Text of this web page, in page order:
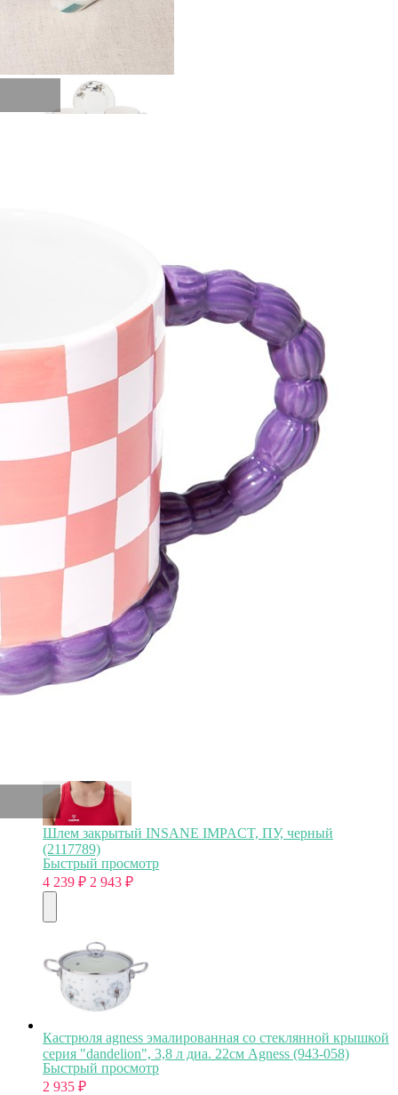
Чайный набор lefard "цветущий миндаль" (в. ван гог) на
4 пер. 8 пр. 250 мл Lefard (104-1020)
Быстрый просмотр
2 939
Куртка спортивная JOGEL CAMP 2 Lined Jacket, синий,
детский (2126658)
Быстрый просмотр
4 199₽ 2 939₽
Шлем закрытый INSANE IMPACT, ПУ, черный
(2117789)
Быстрый просмотр
4 239 ₽ 2 943 ₽
Кастрюля agness эмалированная со стеклянной крышкой
серия "dandelion", 3,8 л диа. 22см Agness (943-058)
Быстрый просмотр
2 935 ₽